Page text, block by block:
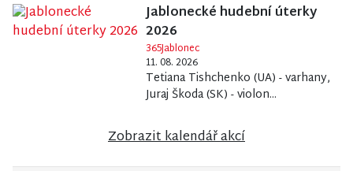
Jablonecké hudební úterky
2026
365Jablonec
11. 08. 2026
Tetiana Tishchenko (UA) - varhany,
Juraj Škoda (SK) - violon...
Zobrazit kalendář akcí